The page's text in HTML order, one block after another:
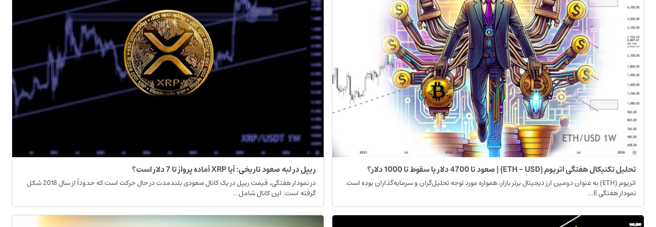
تحلیل تکنیکال هفتگی اتریوم (ETH - USD) | صعود تا 4700 دلار یا سقوط تا 1000 دلار؟
اتریوم (ETH) به عنوان دومین ارز دیجیتال برتر بازار، همواره مورد توجه تحلیل‌گران و سرمایه‌گذاران بوده است.
نمودار هفتگی E...
ریپل در لبه صعود تاریخی: آیا XRP آماده پرواز تا 7 دلار است؟
در نمودار هفتگی، قیمت ریپل در یک کانال صعودی بلندمدت در حال حرکت است که حدوداً از سال 2018 شکل
گرفته است. این کانال شامل...